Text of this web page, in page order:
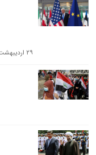
۲۹ اردیبهشت ۱۳۹۹